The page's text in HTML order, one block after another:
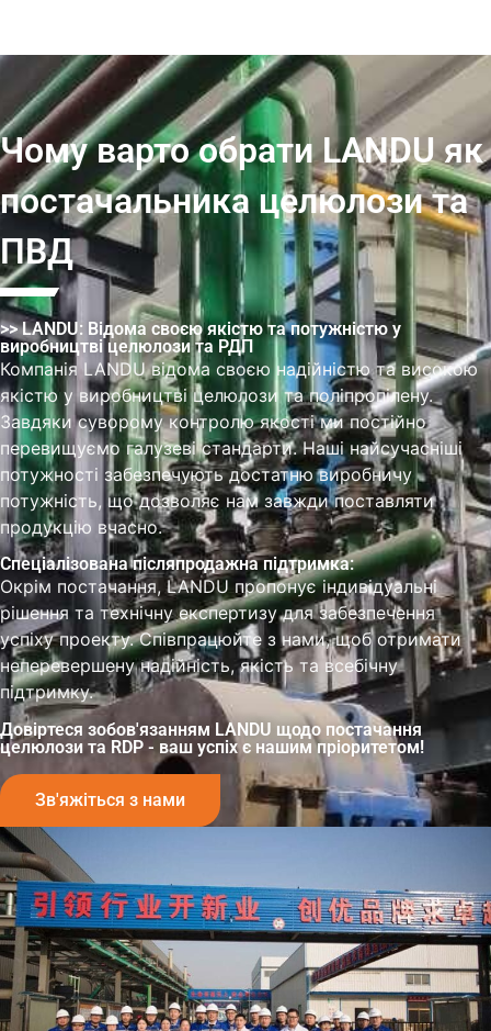
Чому варто обрати LANDU як
постачальника целюлози та
ПВД
>> LANDU: Відома своєю якістю та потужністю у
виробництві целюлози та РДП
Компанія LANDU відома своєю надійністю та високою
якістю у виробництві целюлози та поліпропілену.
Завдяки суворому контролю якості ми постійно
перевищуємо галузеві стандарти. Наші найсучасніші
потужності забезпечують достатню виробничу
потужність, що дозволяє нам завжди поставляти
продукцію вчасно.
Спеціалізована післяпродажна підтримка:
Окрім постачання, LANDU пропонує індивідуальні
рішення та технічну експертизу для забезпечення
успіху проекту. Співпрацюйте з нами, щоб отримати
неперевершену надійність, якість та всебічну
підтримку.
Довіртеся зобов'язанням LANDU щодо постачання
целюлози та RDP - ваш успіх є нашим пріоритетом!
Зв'яжіться з нами